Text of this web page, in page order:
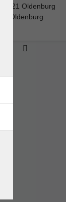
26121 Oldenburg
Oldenburg